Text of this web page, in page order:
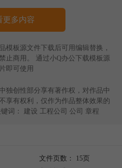
更多内容
品模板源文件下载后可用编辑替换，
止商用。 通过小Q办公下载模板源
即可使用
独创性部分享有著作权，对作品中
享有权利，仅作为作品整体效果的
词： 建设 工程公司 公司 章程
文件页数： 15页